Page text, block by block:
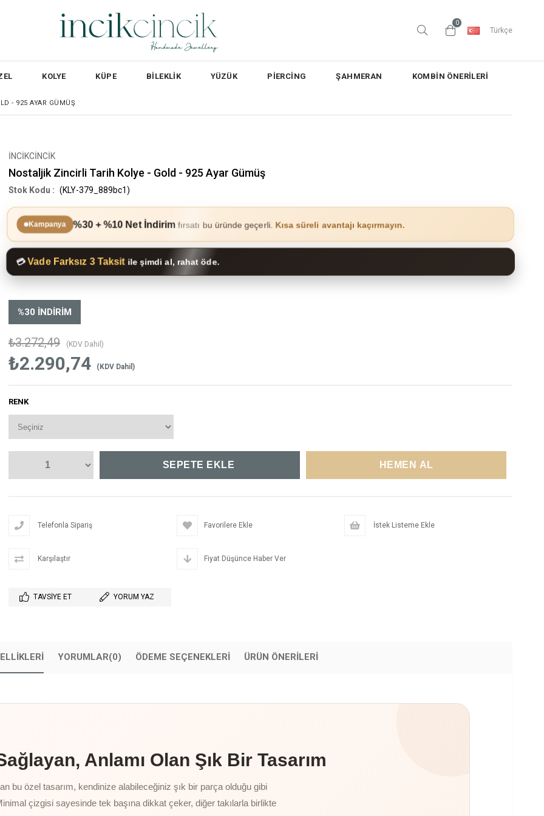
0
Türkçe
KOLYE KÜPE BİLEKLİK YÜZÜK PİERCİNG ŞAHMERAN KOMBİN ÖNERİLERİ
- 925 AYAR GÜMÜŞ
İNCİKCİNCİK
Nostaljik Zincirli Tarih Kolye - Gold - 925 Ayar Gümüş
(KLY-379_889bc1)
Kampanya %30 + %10 Net İndirim fırsatı bu üründe geçerli. Kısa süreli avantajı kaçırmayın.
💳Vade Farksız 3 Taksit ile şimdi al, rahat öde.
%30 İNDIRIM
₺3.272,49 (KDV Dahil)
₺2.290,74 (KDV Dahil)
RENK
Telefonla Sipariş Favorilere Ekle İstek Listeme Ekle
Karşılaştır Fiyat Düşünce Haber Ver
TAVSIYE ET YORUM YAZ
YORUMLAR(0) ÖDEME SEÇENEKLERI ÜRÜN ÖNERILERI
Anlamı Olan Şık Bir Tasarım
bu özel tasarım, kendinize alabileceğiniz şık bir parça olduğu gibi
çizgisi sayesinde tek başına dikkat çeker, diğer takılarla birlikte